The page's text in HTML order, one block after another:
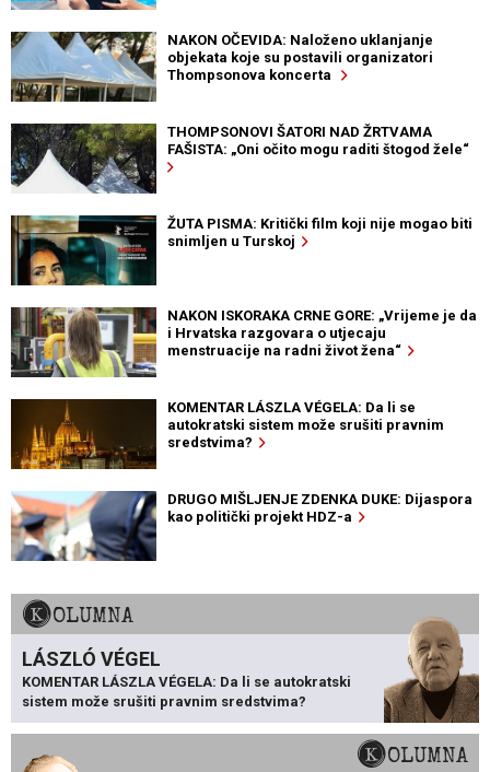
NAKON OČEVIDA: Naloženo uklanjanje
objekata koje su postavili organizatori
Thompsonova koncerta
THOMPSONOVI ŠATORI NAD ŽRTVAMA
FAŠISTA: „Oni očito mogu raditi štogod žele“
ŽUTA PISMA: Kritički film koji nije mogao biti
snimljen u Turskoj
NAKON ISKORAKA CRNE GORE: „Vrijeme je da
i Hrvatska razgovara o utjecaju
menstruacije na radni život žena“
KOMENTAR LÁSZLA VÉGELA: Da li se
autokratski sistem može srušiti pravnim
sredstvima?
DRUGO MIŠLJENJE ZDENKA DUKE: Dijaspora
kao politički projekt HDZ-a
KOLUMNA
LÁSZLÓ VÉGEL
KOMENTAR LÁSZLA VÉGELA: Da li se autokratski
sistem može srušiti pravnim sredstvima?
KOLUMNA